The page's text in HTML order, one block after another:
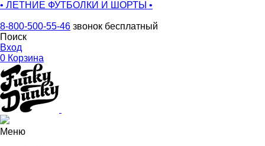
• ЛЕТНИЕ ФУТБОЛКИ И ШОРТЫ •
8-800-500-55-46 звонок бесплатный
Поиск
Вход
0 Корзина
Меню